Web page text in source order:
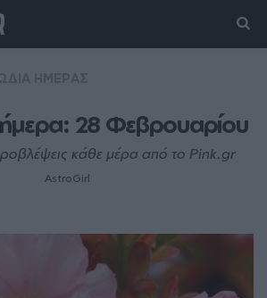
28 Φεβρουαρίου
κάθε μέρα από το Pink.gr
AstroGirl